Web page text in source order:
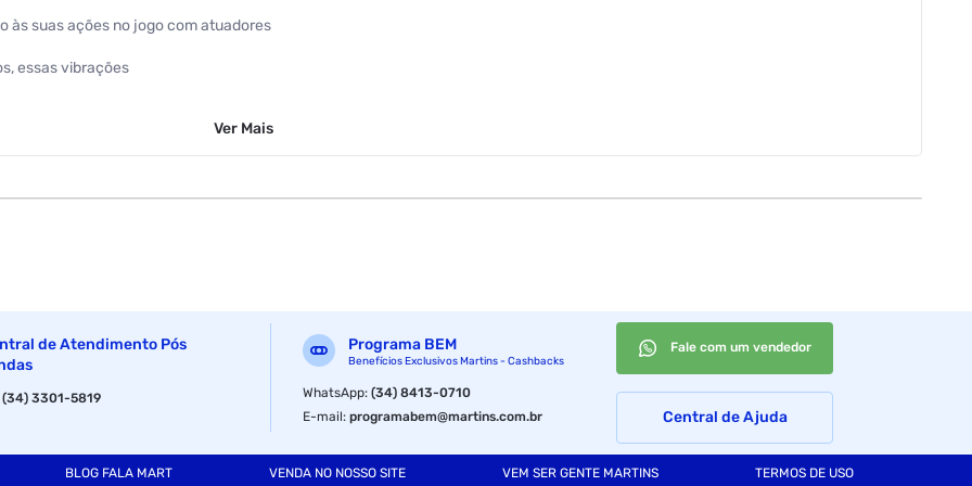
às suas ações no jogo com atuadores
essas vibrações
a corda do arco
ouvido ao conector
momento com
de jogo mais
SHARE, pol criar pol oferece aos jogadores mais maneiras de produzir conteúdo de jogos e transmitir
Ver Mais
de Atendimento Pós
(34) 3301-5819
Programa BEM
Benefícios Exclusivos Martins - Cashbacks
WhatsApp:(34) 8413-0710
E-mail:programabem@martins.com.br
Fale com um vendedor
Central de Ajuda
BLOG FALA MART VENDA NO NOSSO SITE VEM SER GENTE MARTINS TERMOS DE USO